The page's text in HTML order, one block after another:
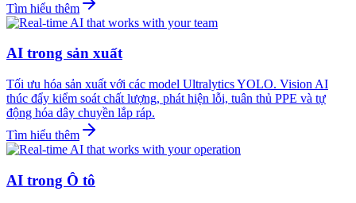
Tìm hiểu thêm
AI trong sản xuất
Tối ưu hóa sản xuất với các model Ultralytics YOLO. Vision AI
thúc đẩy kiểm soát chất lượng, phát hiện lỗi, tuân thủ PPE và tự
động hóa dây chuyền lắp ráp.
Tìm hiểu thêm
AI trong Ô tô